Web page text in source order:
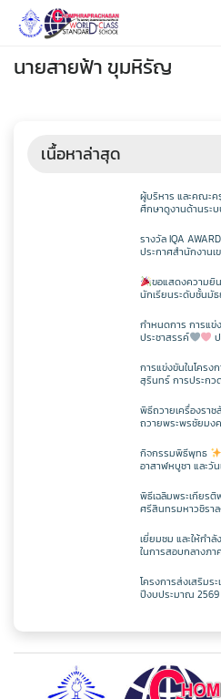
Skip
กลุ่มบริหารวิชาการ
เฟสบุคกลุ่มงานฯ
เว็บไซต์กลุ่มงานฯ
กลุ่มบริหารทั่วไป
เฟสบุคกลุ่มงานฯ
เว็บไซต์กลุ่มงานฯ
กลุ่มบริหารงานบุคคล
เฟสบุคกลุ่มงานฯ
เว็บไซต์กลุ่มงานฯ
กลุ่มบริหารงบประมาณ
เฟสบุคกลุ่มงานฯ
เว็บไซต์กลุ่มงานฯ
วิทยาศาสตร์
เฟสบุคกลุ่มสาระฯ
เว็บไซต์กลุ่มสาระฯ
ตารางเรียน/สอน
คณิตศาสตร์
เฟสบุคกลุ่มสาระฯ
เว็บไซต์กลุ่มสาระฯ
ตารางเรียน/สอน
ต่างประเทศ
เฟสบุคกลุ่มสาระฯ
เว็บไซต์กลุ่มสาระฯ
ภาษาไทย
เฟสบุคกลุ่มสาระฯ
เว็บไซต์กลุ่มสาระฯ
ตารางเรียน/สอน
สังคมศึกษาฯ
เว็บไซต์กลุ่มสาระฯ
เฟสบุคกลุ่มสาระฯ
เว็บไซต์กลุ่มสาระฯ
ตารางเรียน/สอน
การงานอาชีพ
เว็บไซต์กลุ่มสาระฯ
เฟสบุคกลุ่มสาระฯ
เทคโนโลยี
ประชาสัมพันธ์ CPS
กิจกรรม CPS
ToBeNumberOne
แผนผังเว็บไซต์
เว็บไซต์เดิม
ตารางเรียน1/69
ครูพีระพันธ์ เสริมศิริ
วิชาวิทยาการคำนวณ
วิชาออกแบบฯ
วิชาเพิ่มเติม
ครูเเชิด ชูตาลัด
วิชาวิทยาการคำนวณ
วิชาออกแบบฯ
วิชาเพิ่มเติม
ครูเทพสุดา พรหมสวัสดิ์
วิชาวิทยาการคำนวณ
วิชาออกแบบฯ
วิชาเพิ่มเติม
ครูประหยัด สายบุตร
วิชาวิทยาการคำนวณ
วิชาออกแบบฯ
ครูนิตยา บุญเสริม
วิชาวิทยาการคำนวณ
ครูกัณฌ์ฏธัจส์ ก้านเหลือง
นายสายฟ้า ขุมหิรัญ
เนื้อหาล่าสุด
ผู้บริหาร และคณะค
ศึกษาดูงานด้านระ
รางวัล IQA
ประกาศสำนักงาน
ประจำปีการศึกษา
ขอแสดงความยิน
นักเรียนระดับชั้นมัธยมศึกษา
สอบวัดระดับความ
กำหนดการ การแข่
ประชาสรรค์
การแข่งขันในโครง
สุรินทร์ การประกว
(Independent
ระดับเขตพื้นที่การ
พิธีถวายเครื่องรา
ถวายพระพรชัยมง
มหิศรภูมิพลราชวร
ราธิเบศรราชวโรด
(ในหลวงรัชกาลที่
กิจกรรมพิธีพุทธ
อาสาฬหบูชา และวั
พิธีเฉลิมพระเกียร
ศรีสินทรมหาวชิราล
พระชนมพรรษา
เยี่ยมชม และให้กำ
ในการสอบกลางภา
โครงการส่งเสริมร
ปีงบประมาณ 2569